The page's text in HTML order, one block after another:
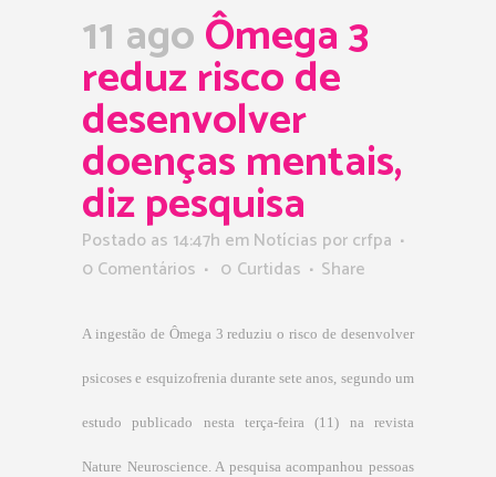
11 agoÔmega 3
reduz risco de
desenvolver
doenças mentais,
diz pesquisa
Postado as 14:47h emNotícias porcrfpa
0 Comentários
0 Curtidas Share
A ingestão de Ômega 3 reduziu o risco de desenvolver
psicoses e esquizofrenia durante sete anos, segundo um
estudo publicado nesta terça-feira (11) na revista
Nature Neuroscience. A pesquisa acompanhou pessoas